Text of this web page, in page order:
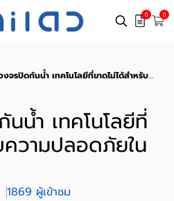
0 0
ดกันน้ำ เทคโนโลยีที่ขาดไม่ได้สำหรับความปลอดภัยในยุคปัจจุบัน
น้ำ เทคโนโลยีที่
ความปลอดภัยใน
1869 ผู้เข้าชม